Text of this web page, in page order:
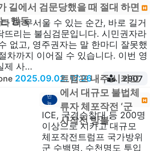
길에서 검문당했을 때 절대 하면
행동
더 무서울 수 있는 순간, 바로 길거
뜨리는 불심검문입니다. 시민권자라
없고, 영주권자는 말 한마디 잘못했
차까지 이어질 수 있습니다. 이번 영
제 사...
2025.09.02. 17:26 2907
민
뉴
트럼프 내주 시카고
에서 대규모 불법체
류자 체포작전 ‘군
사작전 방불’
ICE, 국경순찰대 등 200명
이상으로 시카고 대규모
체포작전트럼프 국가방위
군 수백명, 수천명도 투입